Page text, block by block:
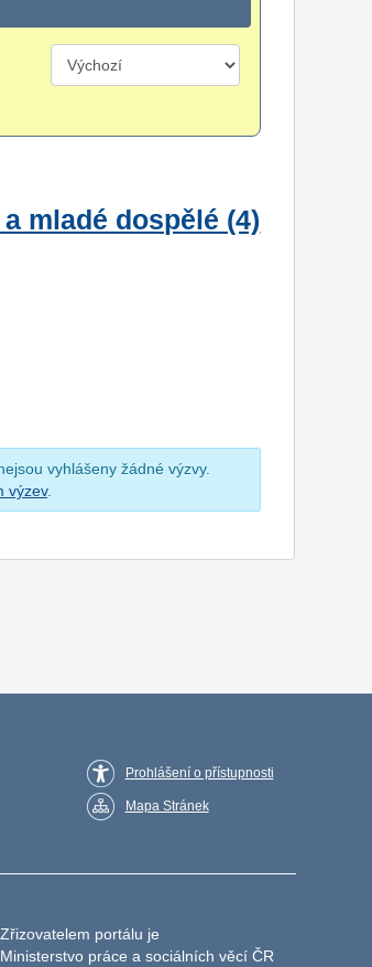
mladé dospělé (4)
vyhlášeny žádné výzvy.
výzev.
Prohlášení o přístupnosti
Mapa Stránek
Zřizovatelem portálu je
Ministerstvo práce a sociálních věcí ČR